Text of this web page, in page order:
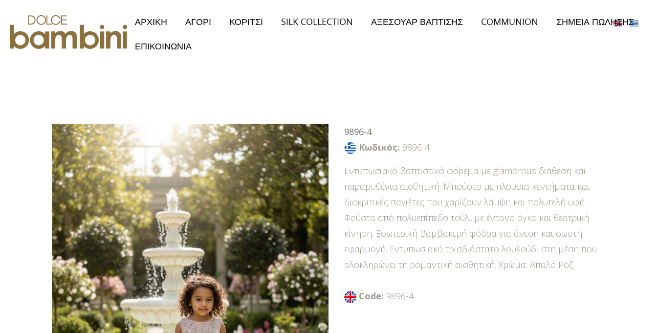
ΑΡΧΙΚΗ ΑΓΟΡΙ ΚΟΡΙΤΣΙ SILK COLLECTION ΑΞΕΣΟΥΑΡ ΒΑΠΤΙΣΗΣ COMMUNION ΣΗΜΕΙΑ ΠΩΛΗΣΗΣ
ΕΠΙΚΟΙΝΩΝΙΑ
9896-4
Κωδικός: 9896-4
Εντυπωσιακό βαπτιστικό φόρεμα με glamorous διάθεση και
παραμυθένια αισθητική. Μπούστο με πλούσια κεντήματα και
διακριτικές παγιέτες που χαρίζουν λάμψη και πολυτελή υφή.
Φούστα από πολυεπίπεδο τούλι με έντονο όγκο και θεατρική
κίνηση. Εσωτερική βαμβακερή φόδρα για άνεση και σωστή
εφαρμογή. Εντυπωσιακό τρισδιάστατο λουλούδι στη μέση που
ολοκληρώνει τη ρομαντική αισθητική. Χρώμα: Απαλό Ροζ
Code: 9896-4